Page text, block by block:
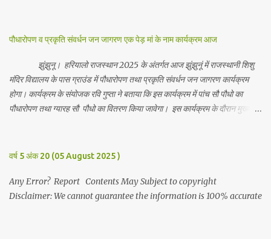
भाविक, लाडो, मीना, रेनू, निर्मला, दीक्षा, मनीषा आदि सभी परिवार जन उपस्थित रहे।
guarantee the information is 100% accurate
पौधारोपण व प्रकृति संवर्धन जन जागरण एक पेड़ मां के नाम कार्यक्रम आज
झुंझुनू। हरियालो राजस्थान 2025 के अंतर्गत आज झुंझुनूं में राजस्थानी शिशु
मंदिर विद्यालय के पास ग्राउंड में पौधारोपण तथा प्रकृति संवर्धन जन जागरण कार्यक्रम
होगा। कार्यक्रम के संयोजक रवि गुप्ता ने बताया कि इस कार्यक्रम में पांच सौ पौधो का
पौधारोपण तथा ग्यारह सौ पौधो का वितरण किया जावेगा। इस कार्यक्रम के दौरान मुख्य
उपस्थित रहेंगे। Contents May Subject to copyright Disclaimer: We
वर्ष 5 अंक 20 (05 August 2025 )
Any Error? Report Contents May Subject to copyright
Disclaimer: We cannot guarantee the information is 100% accurate